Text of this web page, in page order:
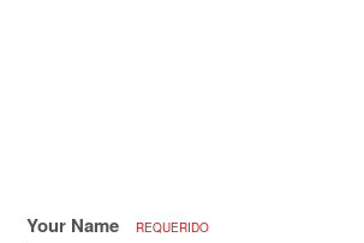
Your Name REQUERIDO